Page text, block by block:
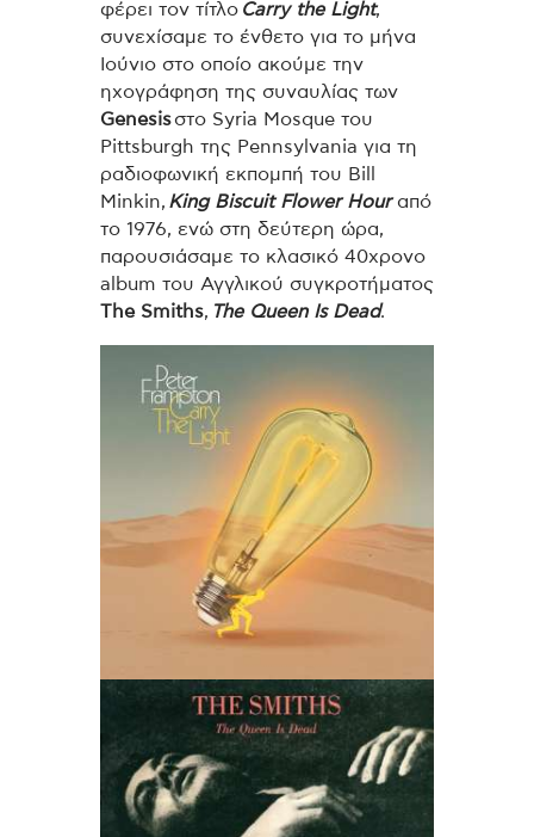
φέρει τον τίτλο Carry the Light,
συνεχίσαμε το ένθετο για το μήνα
Ιούνιο στο οποίο ακούμε την
ηχογράφηση της συναυλίας των
Genesisστο Syria Mosque του
Pittsburgh της Pennsylvania για τη
ραδιοφωνική εκπομπή του Bill
Minkin, King Biscuit Flower Hourαπό
το 1976, ενώ στη δεύτερη ώρα,
παρουσιάσαμε το κλασικό 40χρονο
album του Αγγλικού συγκροτήματος
The Smiths, The Queen Is Dead.